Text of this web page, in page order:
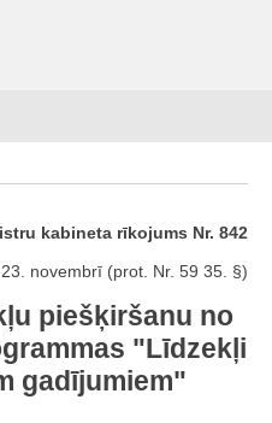
kabineta rīkojums Nr. 842
novembrī (prot. Nr. 59 35. §)
piešķiršanu no
"Līdzekļi
gadījumiem"